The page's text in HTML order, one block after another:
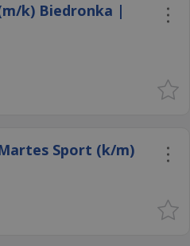
k) Biedronka |
Sport (k/m)